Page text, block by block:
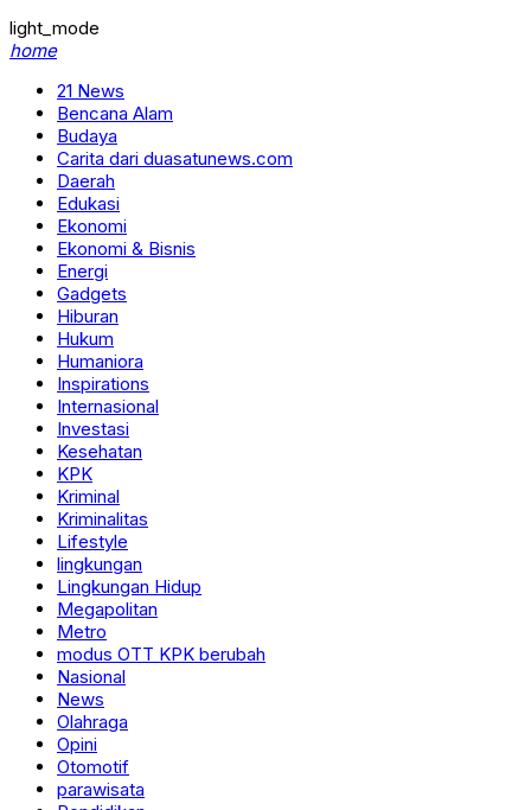
light_mode
home
21 News
Bencana Alam
Budaya
Carita dari duasatunews.com
Daerah
Edukasi
Ekonomi
Ekonomi & Bisnis
Energi
Gadgets
Hiburan
Hukum
Humaniora
Inspirations
Internasional
Investasi
Kesehatan
KPK
Kriminal
Kriminalitas
Lifestyle
lingkungan
Lingkungan Hidup
Megapolitan
Metro
modus OTT KPK berubah
Nasional
News
Olahraga
Opini
Otomotif
parawisata